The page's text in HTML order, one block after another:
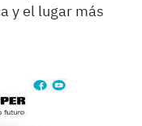
y el lugar más